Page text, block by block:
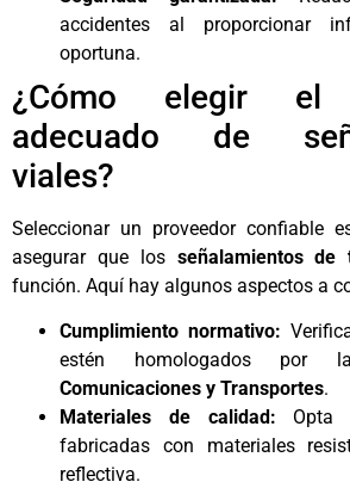
accidentes al proporcionar
oportuna.
¿Cómo elegir el
adecuado de
viales?
Seleccionar un proveedor confiable
asegurar que los señalamientos de
función. Aquí hay algunos aspectos a
Cumplimiento normativo:
estén homologados
Comunicaciones y Transportes.
Materiales de calidad: Opta
fabricadas con materiales
reflectiva.